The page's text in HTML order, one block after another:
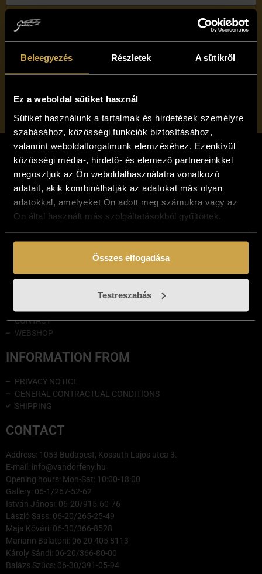
Beleegyezés Részletek A sütikről
Ez a weboldal sütiket használ
Sütiket használunk a tartalmak és hirdetések személyre
szabásához, közösségi funkciók biztosításához,
valamint weboldalforgalmunk elemzéséhez. Ezenkívül
közösségi média-, hirdető- és elemező partnereinkkel
megosztjuk az Ön weboldalhasználatra vonatkozó
adatait, akik kombinálhatják az adatokat más olyan
adatokkal, amelyeket Ön adott meg számukra vagy az
Ön által használt más szolgáltatásokból gyűjtöttek.
Összes elfogadása
Testreszabás
Gallery
NAVIGATION
ABOUT OUR GALLERY
CONTACT
WEBSHOP
INFORMATION FROM
PRIVACY NOTICE
GENERAL CONTRACTUAL CONDITIONS
SHIPPING
CONTACT
Address: 1053 Budapest, Kossuth Lajos utca 3.
E-mail: info@vandorfeny.hu
Opening hours: Mon-Sat: 10:00-18:00
Gallery: 06-1/267-52-62
István Jánosi: 06-20/915-60-76
László Sass: 06-20/265-25-49
Maja Kővári: 06-30/366-8528
Mariann Balatoni: 06 20 405 8113
Károly Sándi: 06-20/366-80-00
Balázs Szűcs: 06-30/391-05-94